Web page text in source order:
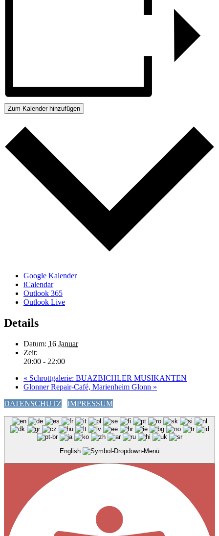
Zum Kalender hinzufügen
Google Kalender
iCalendar
Outlook 365
Outlook Live
Details
Datum: 16 Januar
Zeit:
20:00 - 22:00
« Schrottgalerie: BUAZBICHLER MUSIKANTEN
Glonner Repair-Café, Marienheim Glonn »
DATENSCHUTZ
IMPRESSUM
English